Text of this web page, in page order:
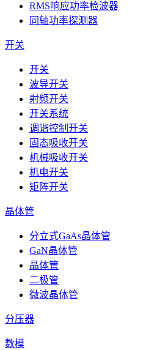
RMS响应功率检波器
同轴功率探测器
开关
开关
波导开关
射频开关
开关系统
调谐控制开关
固态吸收开关
机械吸收开关
机电开关
矩阵开关
晶体管
分立式GaAs晶体管
GaN晶体管
晶体管
二极管
微波晶体管
分压器
数模